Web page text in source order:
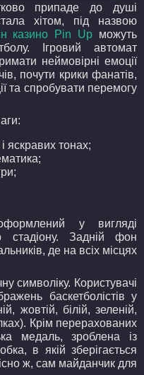
припаде до душі
хітом, під назвою
казино Pin Up можуть
Ігровий автомат
неймовірні емоції
почути крики фанатів,
та спробувати перемогу
яскравих тонах;
у вигляді
стадіону. Задній фон
де на всіх місцях
символіку. Користувачі
баскетболістів у
жовтій, білій, зеленій,
Крім перерахованих
медаль, зроблена із
в якій зберігається
ж, сам майданчик для